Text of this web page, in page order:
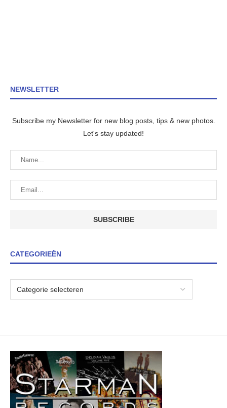
NEWSLETTER
Subscribe my Newsletter for new blog posts, tips & new photos.
Let's stay updated!
CATEGORIEËN